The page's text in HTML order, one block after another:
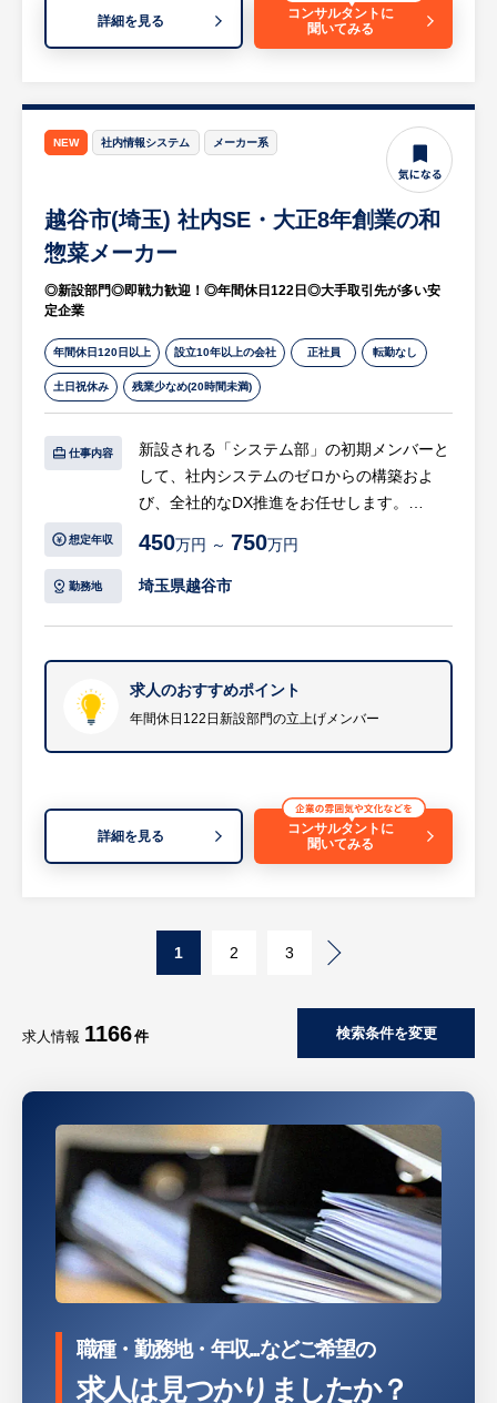
◎転勤なしで腰を据えて働ける良好な就業環
境
ん。
・年間休日は120日以上（有給取得を含める
と129日実績あり）、残業も月平均約20時間
程度と、ワークライフバランスを保ちながら
長期就業が可能です。
③銀行業務継続計画（BCP）対応業務
・オペレーショナルリスク管理業務
（変更の範囲）銀行が定める業務
・マネロン業務等
※詳細は面談時にお伝えします
【組織構成】
査役１名 主任１名 担当者２名
信用リスク管理グループ：ライン長１名 調
査役３名 主任１名
【HUREX求人担当コメント】
・本社（大宮駅近く）での勤務となり、転勤
は想定されていません。
・埼玉県へのU・Iターンを検討されている方
した環境です。
詳細を見る
コンサルタントに
聞いてみる
NEW 社内情報システム メーカー系
越谷市(埼玉) 社内SE・大正8年創業の和
惣菜メーカー
◎新設部門◎即戦力歓迎！◎年間休日122日◎大手取引先が多い安
定企業
年間休日120日以上 設立10年以上の会社 正社員 転勤なし
土日祝休み 残業少なめ(20時間未満)
仕事内容
新設される「システム部」の初期メンバーと
して、社内システムのゼロからの構築およ
び、全社的なDX推進をお任せします。
【具体的には…】
・社内システムのスクラッチ開発
ただきます。（※勤怠や経理などの定型業務
は既存のパッケージソフトを活用する方針で
す）
ネットワーク機器などの物理的なインフラ環
境の設計・整備から、会社全体のDX化に向
けた方針策定・推進まで幅広く携わります。
論理的思考を用いた社内業務のフロー見直し
や、ITの観点からの改善提案・実行を行って
【将来的には】
自社システムの開発をベースとしつつ、将来
的には食品業界全体で活用できる汎用システ
ションです。
【組織構成・働く環境】
配属先： システム部（本部長直轄の独立し
た新設部署となります）
チーム体制： 本部長＋本求人で採用するメ
も前職でシステム構築経験があるため、技術
的な相談やコードレビュー等のサポートを受
想定年収 450万円 ～ 750万円
勤務地 埼玉県越谷市
求人のおすすめポイント
年間休日122日新設部門の立上げメンバー
詳細を見る
コンサルタントに
聞いてみる
1 2 3
求人情報 1166件 検索条件を変更
職種・勤務地・年収...などご希望の
求人は見つかりましたか？